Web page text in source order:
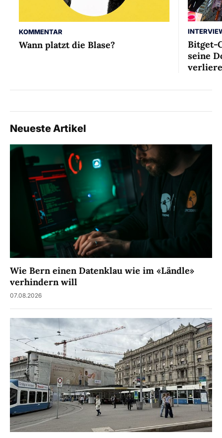
KOMMENTAR
Wann platzt die Blase?
Bitget-
seine
Neueste Artikel
Wie Bern einen Datenklau wie im «Ländle»
verhindern will
07.08.2026